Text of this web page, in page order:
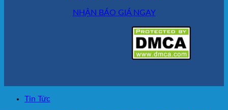
NHẬN BÁO GIÁ NGAY
Tin Tức